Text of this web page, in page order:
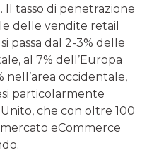
Il tasso di penetrazione
delle vendite retail
passa dal 2-3% delle
al 7% dell’Europa
nell’area occidentale,
particolarmente
che con oltre 100
eCommerce